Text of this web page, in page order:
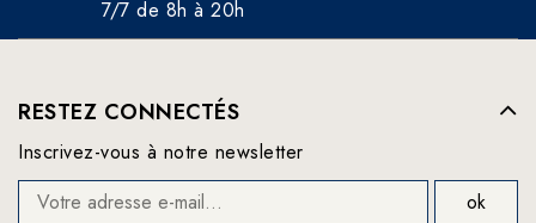
7/7 de 8h à 20h
RESTEZ CONNECTÉS
Inscrivez-vous à notre newsletter